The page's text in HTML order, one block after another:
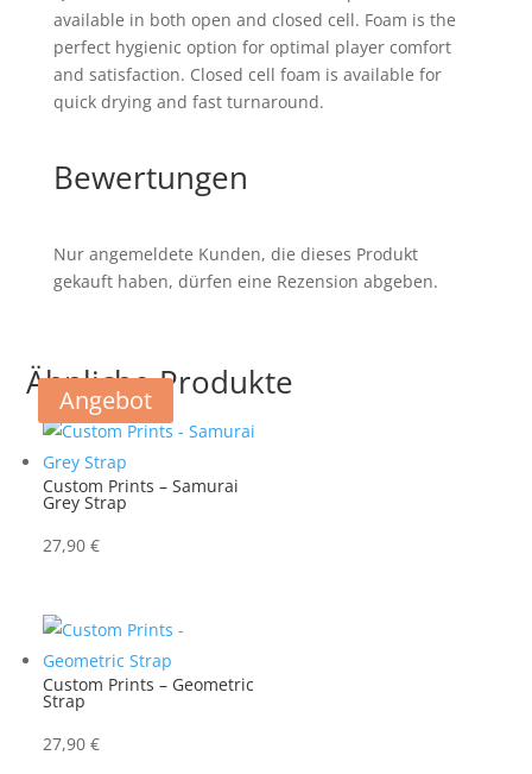
available in both open and closed cell. Foam is the
perfect hygienic option for optimal player comfort
and satisfaction. Closed cell foam is available for
quick drying and fast turnaround.
Bewertungen
Nur angemeldete Kunden, die dieses Produkt
gekauft haben, dürfen eine Rezension abgeben.
Ähnliche Produkte
Custom Prints – Samurai
Grey Strap
27,90€
Custom Prints – Geometric
Strap
27,90€
Angebot